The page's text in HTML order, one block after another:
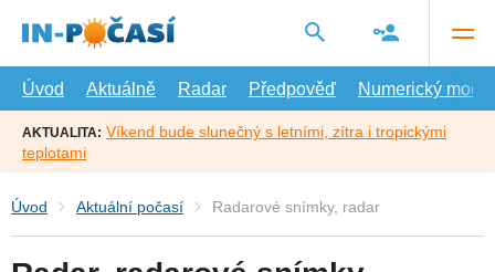
hlavní
Úvod
Aktuálně Radar Předpověď Numerický model
AKTUALITA: Víkend bude slunečný s letními, zítra i tropickými
teplotami
Úvod Aktuální počasí Radarové snímky, radar